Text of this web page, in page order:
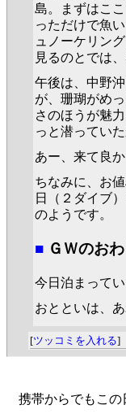
島。まずはこ
っただけで魚
ュノーケリン
見るのとでは
午後は、中野
が、珊瑚がめ
さのほうが魅
っと潜ってい
あー、来て良か
ちなみに、お
日（２ダイブ
のようです。
■ ＧＷのおわ
今日泊まって
おとといは、
[ツッコミを入れる]
携帯からでもこ